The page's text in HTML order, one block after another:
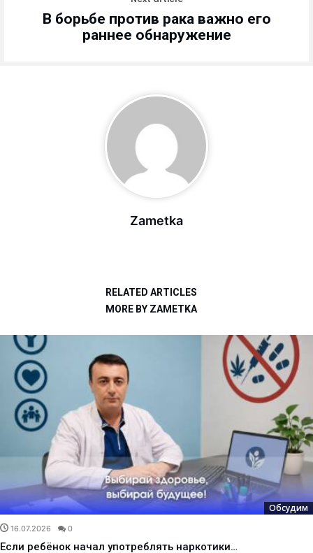
В борьбе против рака важно его
раннее обнаружение
Zametka
RELATED ARTICLES
MORE BY ZAMETKA
Обсудим
16.07.2026 0
Если ребёнок начал употреблять наркотики…